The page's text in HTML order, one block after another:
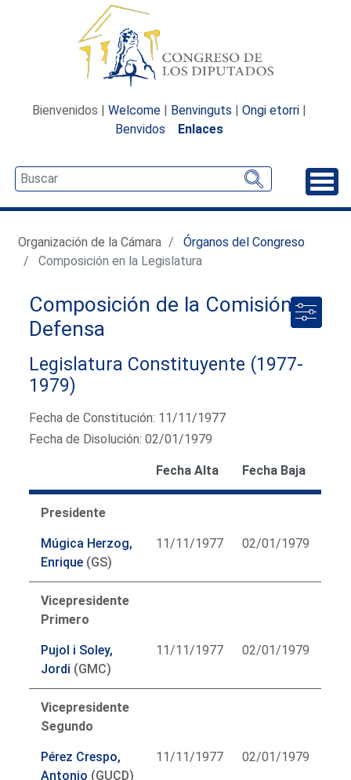
Bienvenidos | Welcome | Benvinguts | Ongi etorri |
Benvidos
Enlaces
Organización de la Cámara
Órganos del Congreso
Composición en la Legislatura
Composición de la Comisión de
Defensa
Legislatura Constituyente (1977-
1979)
Fecha de Constitución: 11/11/1977
Fecha de Disolución: 02/01/1979
Fecha Alta Fecha Baja
Presidente
Múgica Herzog,
Enrique (GS)
11/11/1977 02/01/1979
Vicepresidente
Primero
Pujol i Soley,
Jordi (GMC)
11/11/1977 02/01/1979
Vicepresidente
Segundo
Pérez Crespo,
Antonio (GUCD)
11/11/1977 02/01/1979